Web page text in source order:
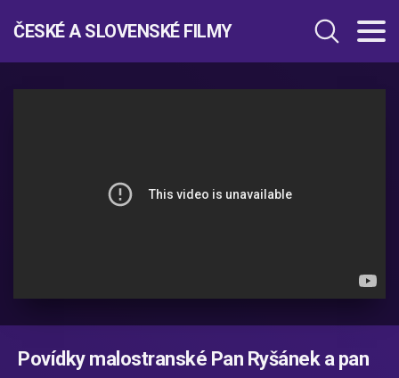
ČESKÉ A SLOVENSKÉ FILMY
Povídky malostranské Pan Ryšánek a pan